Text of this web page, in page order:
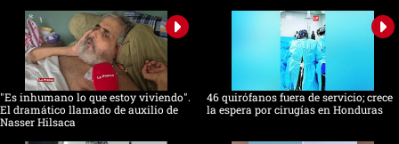
"Es inhumano lo que estoy viviendo".
El dramático llamado de auxilio de
Nasser Hilsaca
46 quirófanos fuera de servicio; crece
la espera por cirugías en Honduras